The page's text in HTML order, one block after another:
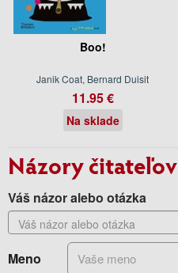
Boo!
Janik Coat, Bernard Duisit
11.95 €
Na sklade
Názory čitateľov
Váš názor alebo otázka
Meno